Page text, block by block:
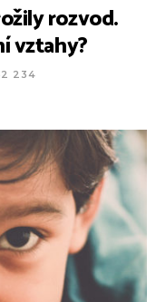
rozvod.
vztahy?
234